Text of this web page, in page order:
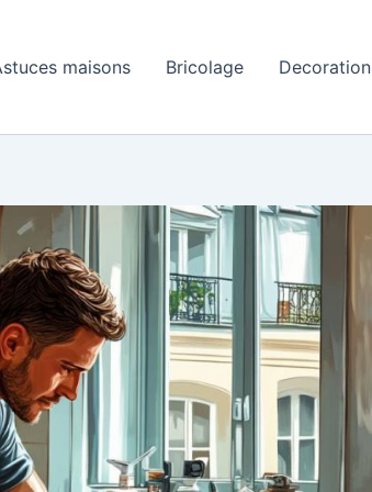
maisons Bricolage Decoration